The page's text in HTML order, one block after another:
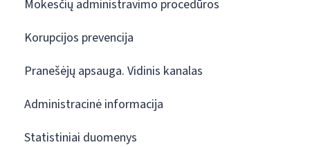
Mokesčių administravimo procedūros
Korupcijos prevencija
Pranešėjų apsauga. Vidinis kanalas
Administracinė informacija
Statistiniai duomenys